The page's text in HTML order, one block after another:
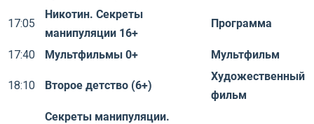
17:05
Никотин. Секреты
манипуляции 16+
Программа
17:40 Мультфильмы 0+ Мультфильм
18:10 Второе детство (6+)
Художественный
фильм
Секреты манипуляции.